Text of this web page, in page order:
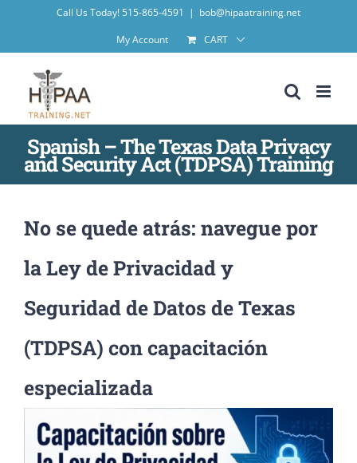
Call Us Today! 515-865-4591 | bob@hipaatraining.net
My Account
CART
Spanish – The Texas Data Privacy
and Security Act (TDPSA) Training
No se quede atrás: navegue por
la Ley de Privacidad y
Seguridad de Datos de Texas
(TDPSA) con capacitación
especializada